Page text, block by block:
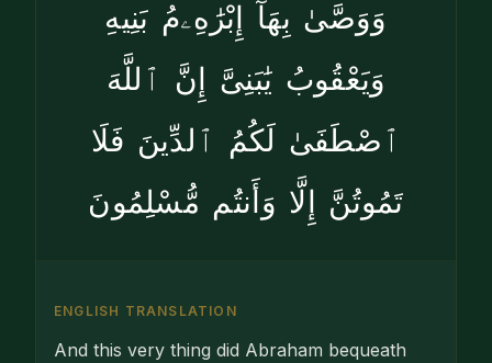
وَوَصَّىٰ بِهَآ إِبْرَٰهِۦمُ بَنِيهِ
وَيَعْقُوبُ يَٰبَنِىَّ إِنَّ ٱللَّهَ
ٱصْطَفَىٰ لَكُمُ ٱلدِّينَ فَلَا
تَمُوتُنَّ إِلَّا وَأَنتُم مُّسْلِمُونَ
ENGLISH TRANSLATION
And this very thing did Abraham bequeath